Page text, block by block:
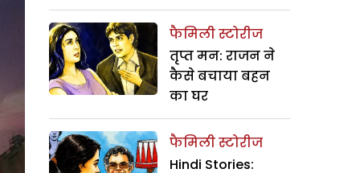
फैमिली स्टोरीज
तृप्त मन: राजन ने
कैसे बचाया बहन
का घर
फैमिली स्टोरीज
Hindi Stories: